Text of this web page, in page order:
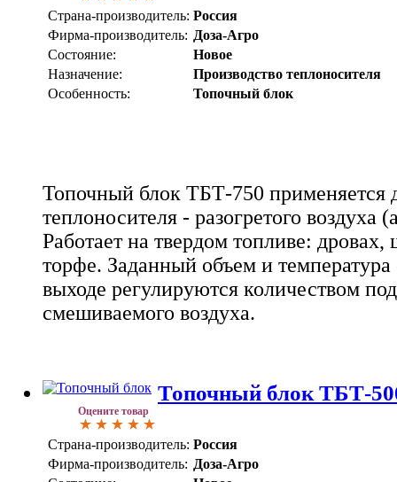
Страна-производитель: Россия
Фирма-производитель: Доза-Агро
Состояние:
Новое
Назначение:
Производство теплоносителя
Особенность:
Топочный блок
Топочный блок ТБТ-750 применяется
теплоносителя - разогретого воздуха
Работает на твердом топливе:
торфе. Заданный объем и температура
выходе регулируются количеством
смешиваемого воздуха.
Оцените товар
Топочный блок ТБТ-
Страна-производитель: Россия
Фирма-производитель: Доза-Агро